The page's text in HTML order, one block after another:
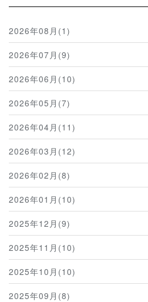
2026年08月(1)
2026年07月(9)
2026年06月(10)
2026年05月(7)
2026年04月(11)
2026年03月(12)
2026年02月(8)
2026年01月(10)
2025年12月(9)
2025年11月(10)
2025年10月(10)
2025年09月(8)